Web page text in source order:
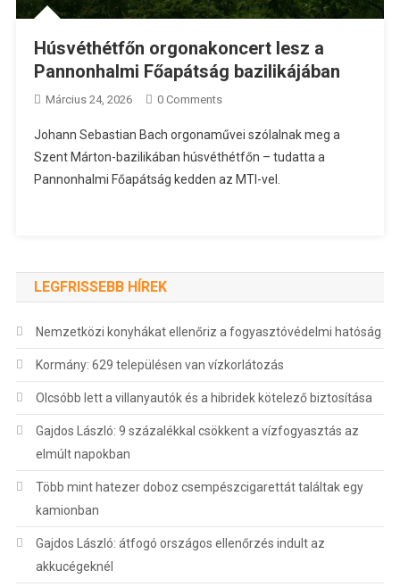
Húsvéthétfőn orgonakoncert lesz a
Pannonhalmi Főapátság bazilikájában
Március 24, 2026 0 Comments
Johann Sebastian Bach orgonaművei szólalnak meg a
Szent Márton-bazilikában húsvéthétfőn – tudatta a
Pannonhalmi Főapátság kedden az MTI-vel.
LEGFRISSEBB HÍREK
Nemzetközi konyhákat ellenőriz a fogyasztóvédelmi hatóság
Kormány: 629 településen van vízkorlátozás
Olcsóbb lett a villanyautók és a hibridek kötelező biztosítása
Gajdos László: 9 százalékkal csökkent a vízfogyasztás az
elmúlt napokban
Több mint hatezer doboz csempészcigarettát találtak egy
kamionban
Gajdos László: átfogó országos ellenőrzés indult az
akkucégeknél